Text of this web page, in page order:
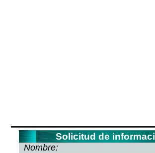
Solicitud de
Nombre: